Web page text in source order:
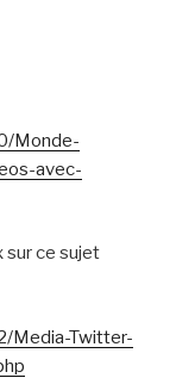
Monde-
avec-
sur ce sujet
Media-Twitter-